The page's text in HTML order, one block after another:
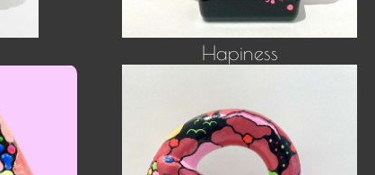
Hapiness